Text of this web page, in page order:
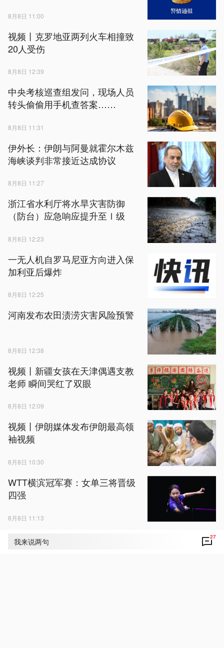
我来说两句 27
8月8日 11:00
视频丨克罗地亚两列火车相撞致
20人受伤
8月8日 12:39
中央考核巡查组发问，现场人员
转头偷偷用手机查答案……
8月8日 11:31
伊外长：伊朗与阿曼就霍尔木兹
海峡谈判非常接近达成协议
8月8日 11:27
浙江省水利厅将水旱灾害防御
（防台）应急响应提升至Ⅰ级
8月8日 12:23
一无人机自罗马尼亚方向进入保
加利亚后爆炸
8月8日 12:25
河南发布农田渍涝灾害风险预警
8月8日 12:38
视频丨新疆女孩在天津偶遇支教
老师 瞬间哭红了双眼
8月8日 12:09
视频丨伊朗媒体发布伊朗最高领
袖视频
8月8日 10:30
WTT横滨冠军赛：女单三将晋级
四强
8月8日 11:13
视频丨台风“白海豚”逼近 各地加